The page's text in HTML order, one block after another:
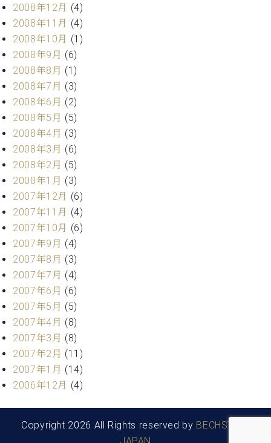
2008年12月 (4)
2008年11月 (4)
2008年10月 (1)
2008年9月 (6)
2008年8月 (1)
2008年7月 (3)
2008年6月 (2)
2008年5月 (5)
2008年4月 (3)
2008年3月 (6)
2008年2月 (5)
2008年1月 (3)
2007年12月 (6)
2007年11月 (4)
2007年10月 (6)
2007年9月 (4)
2007年8月 (3)
2007年7月 (4)
2007年6月 (6)
2007年5月 (5)
2007年4月 (8)
2007年3月 (8)
2007年2月 (11)
2007年1月 (14)
2006年12月 (4)
Copyright 2026 All Rights reserved by BECHSTEIN